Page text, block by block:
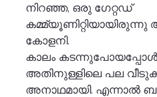
നിറഞ്ഞ, ഒരു ഗേറ്റഡ്
കോളനി.
കാലം കടന്നുപോയപ്പോൾ
അതിനുള്ളിലെ പല
അനാഥമായി. എന്നാൽ